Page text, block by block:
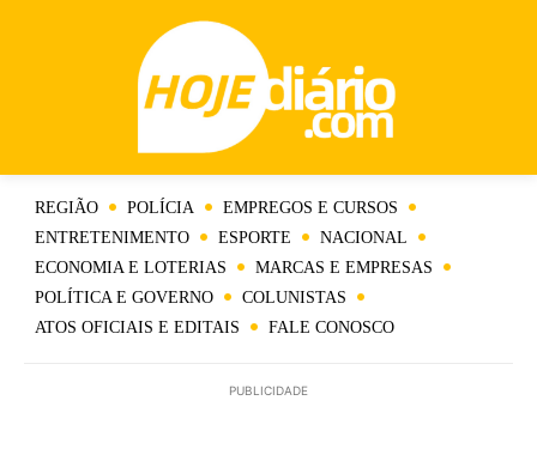
REGIÃO POLÍCIA
EMPREGOS E CURSOS
ENTRETENIMENTO
ESPORTE
NACIONAL
ECONOMIA E LOTERIAS
MARCAS E EMPRESAS
POLÍTICA E GOVERNO
COLUNISTAS
ATOS OFICIAIS E EDITAIS
FALE CONOSCO
PUBLICIDADE